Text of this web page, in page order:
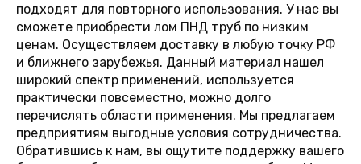
подходят для повторного использования. У нас вы
сможете приобрести лом ПНД труб по низким
ценам. Осуществляем доставку в любую точку РФ
и ближнего зарубежья. Данный материал нашел
широкий спектр применений, используется
практически повсеместно, можно долго
перечислять области применения. Мы предлагаем
предприятиям выгодные условия сотрудничества.
Обратившись к нам, вы ощутите поддержку вашего